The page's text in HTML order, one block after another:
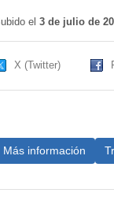
el 3 de julio de
X (Twitter)
Más información